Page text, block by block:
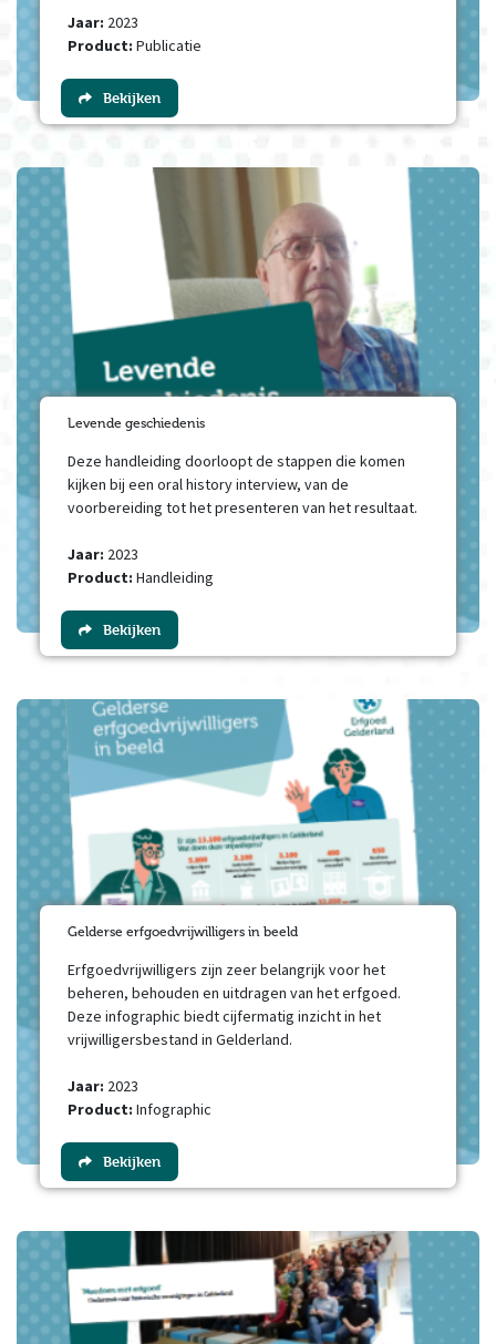
Jaar: 2023
Product: Publicatie
Bekijken
Levende geschiedenis
Deze handleiding doorloopt de stappen die komen
kijken bij een oral history interview, van de
voorbereiding tot het presenteren van het resultaat.
Jaar: 2023
Product: Handleiding
Bekijken
Gelderse erfgoedvrijwilligers in beeld
Erfgoedvrijwilligers zijn zeer belangrijk voor het
beheren, behouden en uitdragen van het erfgoed.
Deze infographic biedt cijfermatig inzicht in het
vrijwilligersbestand in Gelderland.
Jaar: 2023
Product: Infographic
Bekijken